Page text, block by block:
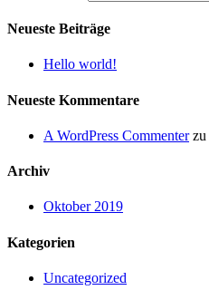
Neueste Beiträge
Hello world!
Neueste Kommentare
A WordPress Commenterzu
Archiv
Oktober 2019
Kategorien
Uncategorized